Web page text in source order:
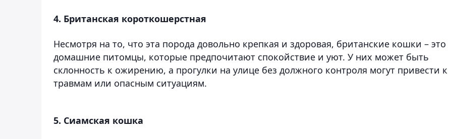
4. Британская короткошерстная
Несмотря на то, что эта порода довольно крепкая и здоровая, британские кошки – это
домашние питомцы, которые предпочитают спокойствие и уют. У них может быть
склонность к ожирению, а прогулки на улице без должного контроля могут привести к
травмам или опасным ситуациям.
5. Сиамская кошка